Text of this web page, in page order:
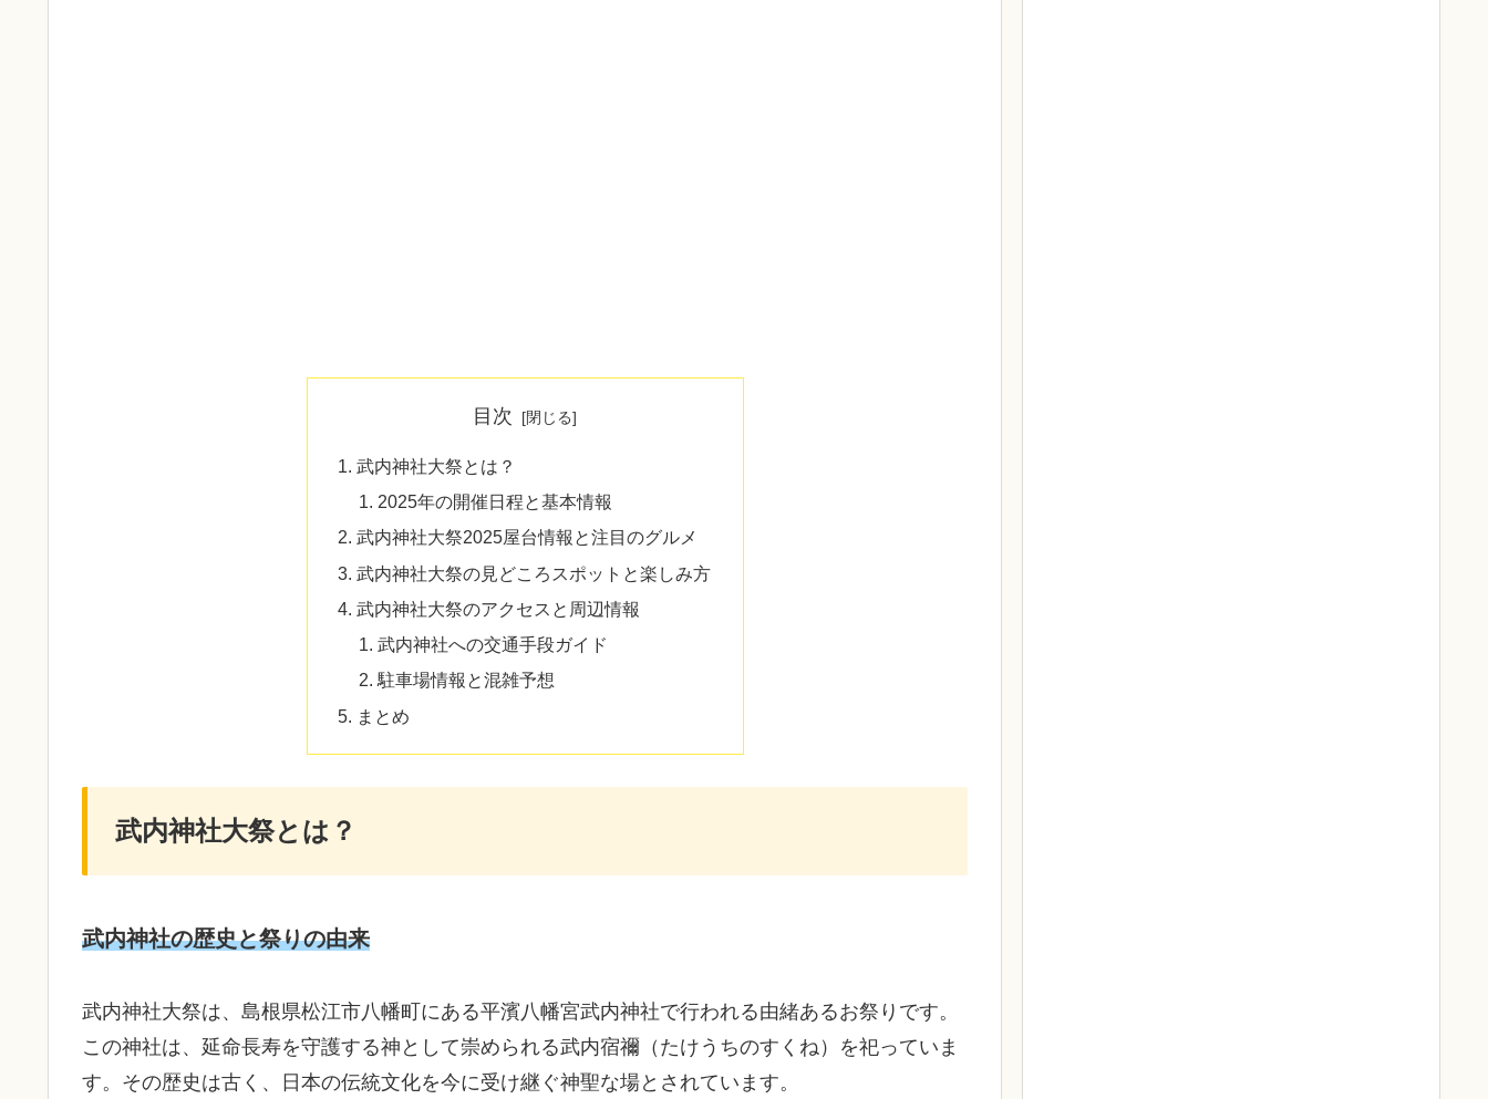
目次
武内神社大祭とは？
2025年の開催日程と基本情報
武内神社大祭2025屋台情報と注目のグルメ
武内神社大祭の見どころスポットと楽しみ方
武内神社大祭のアクセスと周辺情報
武内神社への交通手段ガイド
駐車場情報と混雑予想
まとめ
武内神社大祭とは？
武内神社の歴史と祭りの由来
武内神社大祭は、島根県松江市八幡町にある平濱八幡宮武内神社で行われる由緒あるお祭りです。
この神社は、延命長寿を守護する神として崇められる武内宿禰（たけうちのすくね）を祀っていま
す。その歴史は古く、日本の伝統文化を今に受け継ぐ神聖な場とされています。